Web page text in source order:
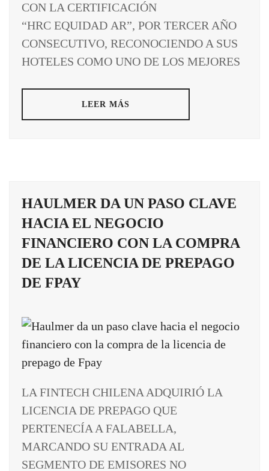
CON LA CERTIFICACIÓN
“HRC EQUIDAD AR”, POR TERCER AÑO
CONSECUTIVO, RECONOCIENDO A SUS
HOTELES COMO UNO DE LOS MEJORES
LEER MÁS
HAULMER DA UN PASO CLAVE
HACIA EL NEGOCIO
FINANCIERO CON LA COMPRA
DE LA LICENCIA DE PREPAGO
DE FPAY
LA FINTECH CHILENA ADQUIRIÓ LA
LICENCIA DE PREPAGO QUE
PERTENECÍA A FALABELLA,
MARCANDO SU ENTRADA AL
SEGMENTO DE EMISORES NO